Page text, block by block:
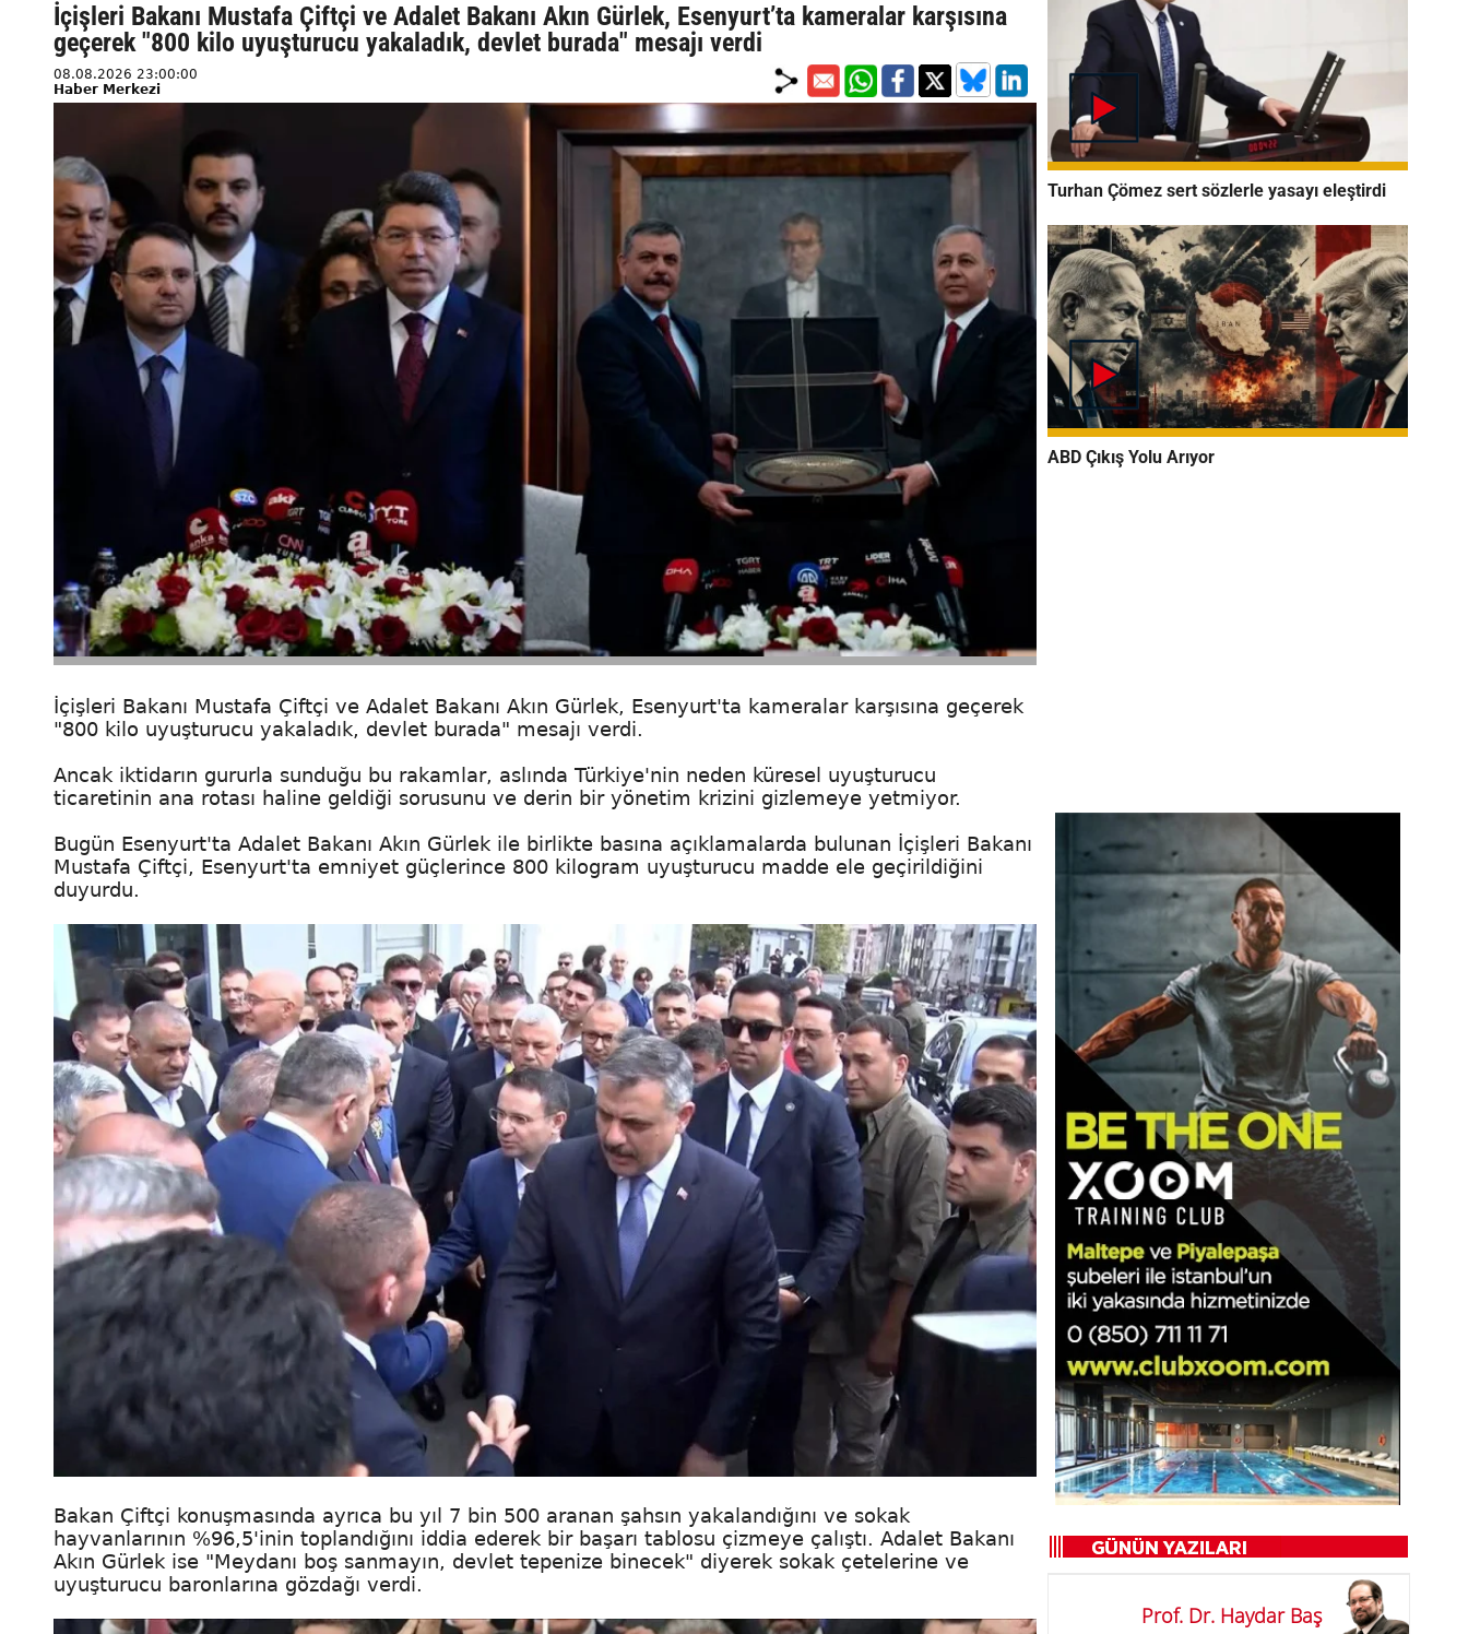
İçişleri Bakanı Mustafa Çiftçi ve Adalet Bakanı Akın Gürlek, Esenyurt’ta kameralar karşısına
geçerek "800 kilo uyuşturucu yakaladık, devlet burada" mesajı verdi
08.08.2026 23:00:00
Haber Merkezi
İçişleri Bakanı Mustafa Çiftçi ve Adalet Bakanı Akın Gürlek, Esenyurt'ta kameralar karşısına geçerek
"800 kilo uyuşturucu yakaladık, devlet burada" mesajı verdi.
Ancak iktidarın gururla sunduğu bu rakamlar, aslında Türkiye'nin neden küresel uyuşturucu
ticaretinin ana rotası haline geldiği sorusunu ve derin bir yönetim krizini gizlemeye yetmiyor.
Bugün Esenyurt'ta Adalet Bakanı Akın Gürlek ile birlikte basına açıklamalarda bulunan İçişleri Bakanı
Mustafa Çiftçi, Esenyurt'ta emniyet güçlerince 800 kilogram uyuşturucu madde ele geçirildiğini
duyurdu.
Bakan Çiftçi konuşmasında ayrıca bu yıl 7 bin 500 aranan şahsın yakalandığını ve sokak
hayvanlarının %96,5'inin toplandığını iddia ederek bir başarı tablosu çizmeye çalıştı. Adalet Bakanı
Akın Gürlek ise "Meydanı boş sanmayın, devlet tepenize binecek" diyerek sokak çetelerine ve
uyuşturucu baronlarına gözdağı verdi.
Turhan Çömez sert sözlerle yasayı eleştirdi
ABD Çıkış Yolu Arıyor
Prof. Dr. Haydar Baş